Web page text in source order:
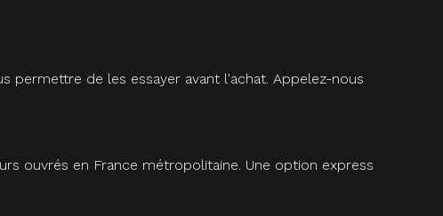
de les essayer avant l'achat. Appelez-nous
ouvrés en France métropolitaine. Une option express